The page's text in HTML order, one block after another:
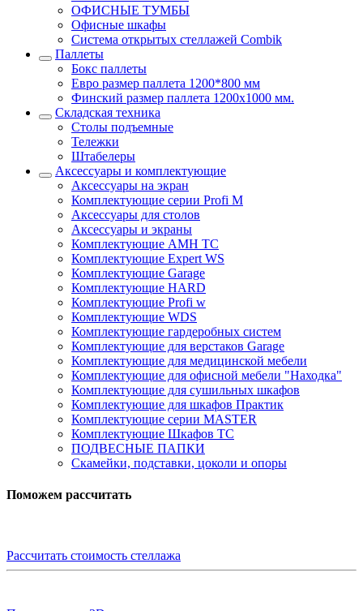
ОФИСНЫЕ ТУМБЫ
Офисные шкафы
Система открытых стеллажей Combik
Паллеты
Бокс паллеты
Евро размер паллета 1200*800 мм
Финский размер паллета 1200х1000 мм.
Складская техника
Столы подъемные
Тележки
Штабелеры
Аксессуары и комплектующие
Аксессуары на экран
Комплектующие серии Profi M
Аксессуары для столов
Аксессуары и экраны
Комплектующие AMH TC
Комплектующие Expert WS
Комплектующие Garage
Комплектующие HARD
Комплектующие Profi w
Комплектующие WDS
Комплектующие гардеробных систем
Комплектующие для верстаков Garage
Комплектующие для медицинской мебели
Комплектующие для офисной мебели "Находка"
Комплектующие для сушильных шкафов
Комплектующие для шкафов Практик
Комплектующие серии MASTER
Комплектующие Шкафов ТС
ПОДВЕСНЫЕ ПАПКИ
Скамейки, подставки, цоколи и опоры
Поможем рассчитать
Рассчитать стоимость стеллажа